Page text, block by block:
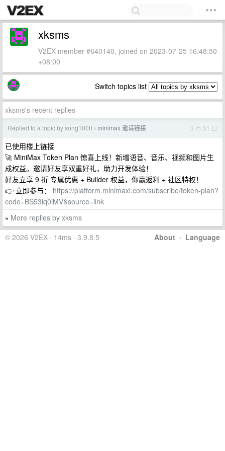
xksms
V2EX member #640140, joined on 2023-07-25 16:48:50
+08:00
Switch topics list
xksms's recent replies
Replied to a topic by song1000 › minimax 邀请链接 3 月 31 日
已使用楼上链接
🚀 MiniMax Token Plan 惊喜上线！新增语音、音乐、视频和图片生
成权益。邀请好友享双重好礼，助力开发体验！
好友立享 9 折 专属优惠 + Builder 权益，你赢返利 + 社区特权！
👉 立即参与： https://platform.minimaxi.com/subscribe/token-plan?
code=BS53iq0iMV&source=link
» More replies by xksms
About · Language
© 2026 V2EX · 14ms · 3.9.8.5